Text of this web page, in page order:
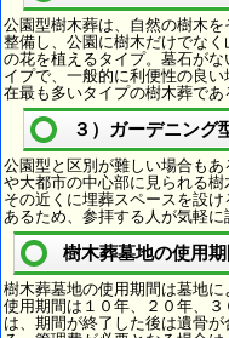
公園型樹木葬は、自然の樹木
整備し、公園に樹木だけでな
の花を植えるタイプ。墓石が
イプで、一般的に利便性の良
在最も多いタイプの樹木葬であ
３）ガーデニング
公園型と区別が難しい場合も
や大都市の中心部に見られる樹
その近くに埋葬スペースを設
あるため、参拝する人が気軽に
樹木葬墓地の使用期
樹木葬墓地の使用期間は墓地
使用期間は１０年、２０年、
は、期間が終了した後は遺骨